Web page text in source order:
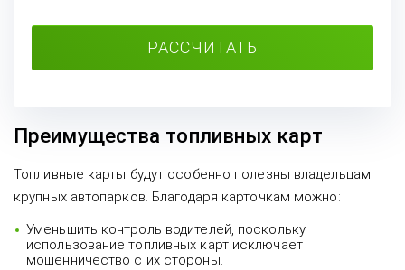
РАССЧИТАТЬ
Преимущества топливных карт
Топливные карты будут особенно полезны владельцам
крупных автопарков. Благодаря карточкам можно:
Уменьшить контроль водителей, поскольку
использование топливных карт исключает
мошенничество с их стороны.